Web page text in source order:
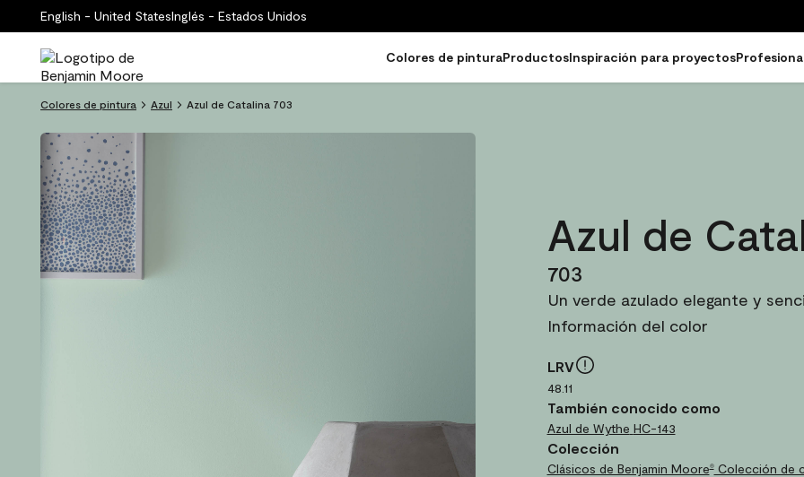
English - United StatesInglés - Estados Unidos
Colores de pinturaProductosInspiración para proyectos
Colores de pintura Azul Azul de Catalina 703
Azul de
703
Un verde azulado elegante y
Información del color
LRV
48.11
También conocido como
Azul de Wythe HC-143
Colección
Clásicos de Benjamin Moore®Colección de